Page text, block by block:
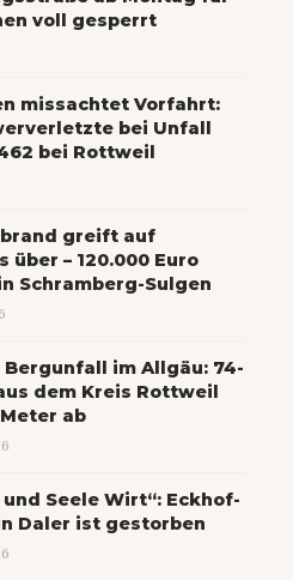
voll gesperrt
missachtet Vorfahrt:
bei Unfall
bei Rottweil
greift auf
über – 120.000 Euro
Schramberg-Sulgen
im Allgäu: 74-
dem Kreis Rottweil
ab
Seele Wirt“: Eckhof-
Daler ist gestorben